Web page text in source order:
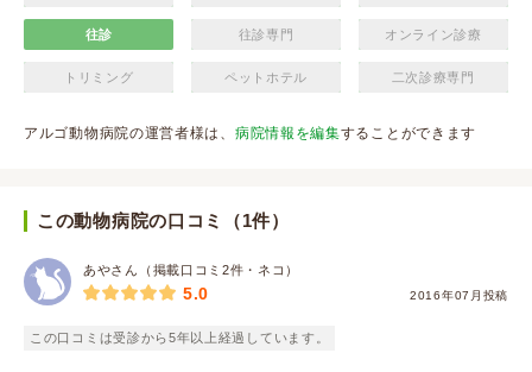
往診 往診専門 オンライン診療
トリミング ペットホテル 二次診療専門
アルゴ動物病院の運営者様は、 病院情報を編集することができます
この動物病院の口コミ（1件）
あやさん（掲載口コミ2件・ネコ）
2016年07月投稿
5.0
この口コミは受診から5年以上経過しています。